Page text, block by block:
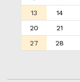
13
14
20
21
27
28